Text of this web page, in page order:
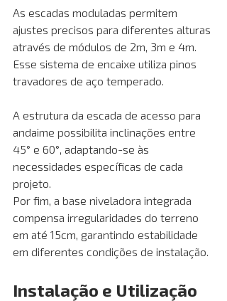
As escadas moduladas permitem
ajustes precisos para diferentes alturas
através de módulos de 2m, 3m e 4m.
Esse sistema de encaixe utiliza pinos
travadores de aço temperado.
A estrutura da escada de acesso para
andaime possibilita inclinações entre
45° e 60°, adaptando-se às
necessidades específicas de cada
projeto.
Por fim, a base niveladora integrada
compensa irregularidades do terreno
em até 15cm, garantindo estabilidade
em diferentes condições de instalação.
Instalação e Utilização